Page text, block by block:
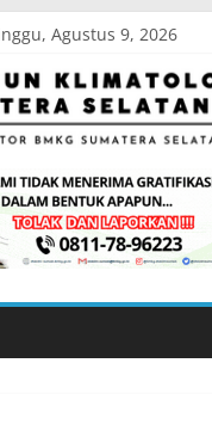
Agustus 9, 2026